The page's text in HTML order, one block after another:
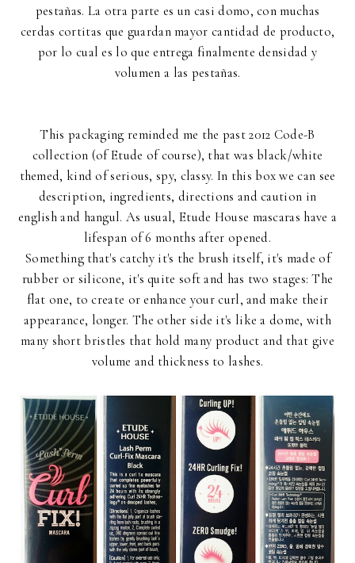
pestañas. La otra parte es un casi domo, con muchas
cerdas cortitas que guardan mayor cantidad de producto,
por lo cual es lo que entrega finalmente densidad y
volumen a las pestañas.
This packaging reminded me the past 2012 Code-B
collection (of Etude of course), that was black/white
themed, kind of serious, spy, classy. In this box we can see
description, ingredients, directions and caution in
english and hangul. As usual, Etude House mascaras have a
lifespan of 6 months after opened.
Something that's catchy it's the brush itself, it's made of
rubber or silicone, it's quite soft and has two stages: The
flat one, to create or enhance your curl, and make their
appearance, longer. The other side it's like a dome, with
many short bristles that hold many product and that give
volume and thickness to lashes.